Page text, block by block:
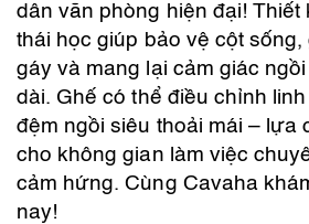
dân văn phòng hiện đại! Thiết
thái học giúp bảo vệ cột sống,
gáy và mang lại cảm giác
dài. Ghế có thể điều chỉnh
đệm ngồi siêu thoải mái – lựa
cho không gian làm việc
cảm hứng. Cùng Cavaha
nay!